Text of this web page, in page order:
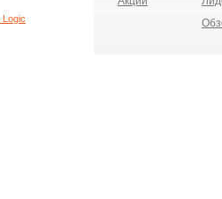
Logic